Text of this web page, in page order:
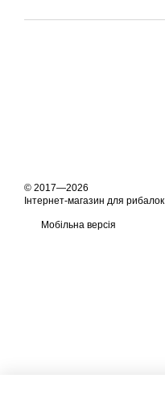
© 2017—2026
Інтернет-магазин для рибалок
Мобільна версія